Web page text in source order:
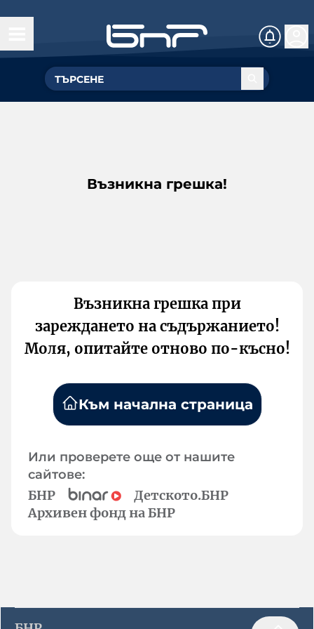
Възникна грешка!
Възникна грешка при
зареждането на съдържанието!
Моля, опитайте отново по-късно!
Към начална страница
Или проверете още от нашите
сайтове:
БНР
Детското.БНР
Архивен фонд на БНР